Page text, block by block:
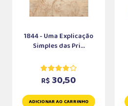
1844 - Uma Explicação
Simples das Pri...
R$ 30,50
ADICIONAR AO CARRINHO